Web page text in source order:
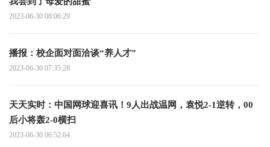
2023-06-30 08:06:29
播报：校企面对面洽谈“养人才”
2023-06-30 07:35:28
天天实时：中国网球迎喜讯！9人出战温网，袁悦2-1逆转，00
后小将轰2-0横扫
2023-06-30 06:52:04